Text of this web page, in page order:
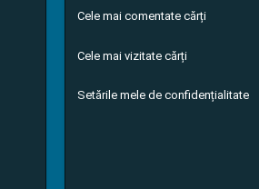
Cele mai comentate cărți
Cele mai vizitate cărți
Setările mele de confidențialitate